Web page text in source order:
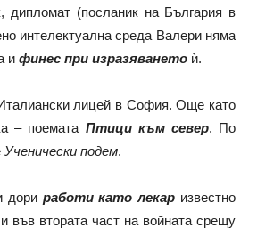
дипломат (посланик на България в
интелектуална среда Валери няма
и финес при изразяването ѝ.
лицей в София. Още като
– поемата Птици към север. По
Ученически подем.
дориработи като лекар известно
втората част на войната срещу